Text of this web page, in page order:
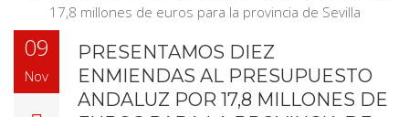
09
Nov
PRESENTAMOS DIEZ
ENMIENDAS AL PRESUPUESTO
ANDALUZ POR 17,8 MILLONES DE